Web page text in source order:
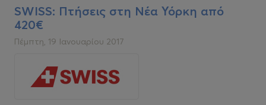
SWISS: Πτήσεις στη Νέα Υόρκη από
420€
Πέμπτη, 19 Ιανουαρίου 2017